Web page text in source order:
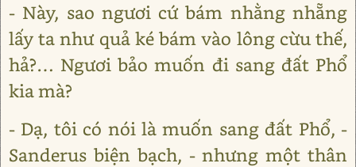
- Này, sao ngươi cứ bám nhằng nhẵng
lấy ta như quả ké bám vào lông cừu thế,
hả?… Ngươi bảo muốn đi sang đất Phổ
kia mà?
- Dạ, tôi có nói là muốn sang đất Phổ, -
Sanderus biện bạch, - nhưng một thân